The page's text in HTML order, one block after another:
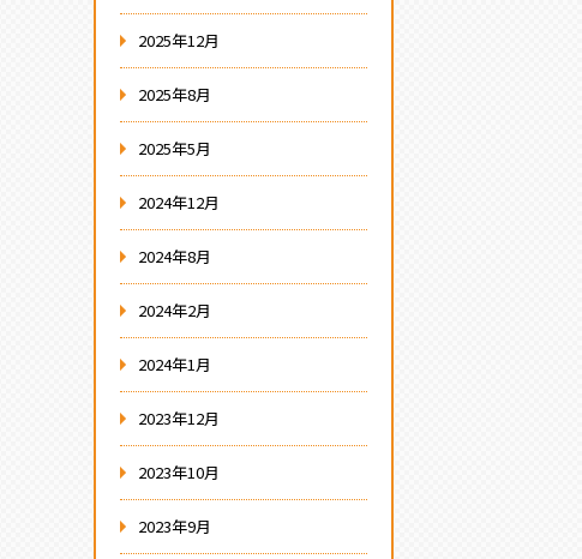
2025年12月
2025年8月
2025年5月
2024年12月
2024年8月
2024年2月
2024年1月
2023年12月
2023年10月
2023年9月